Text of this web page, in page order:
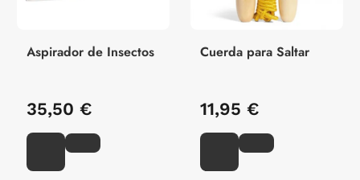
Aspirador de Insectos
35,50 €
Cuerda para Saltar
11,95 €